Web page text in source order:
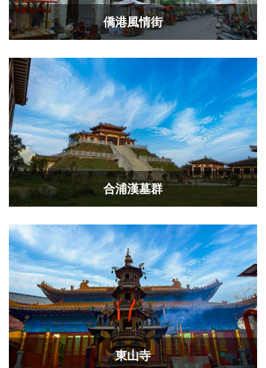
僑港風情街
合浦漢墓群
東山寺